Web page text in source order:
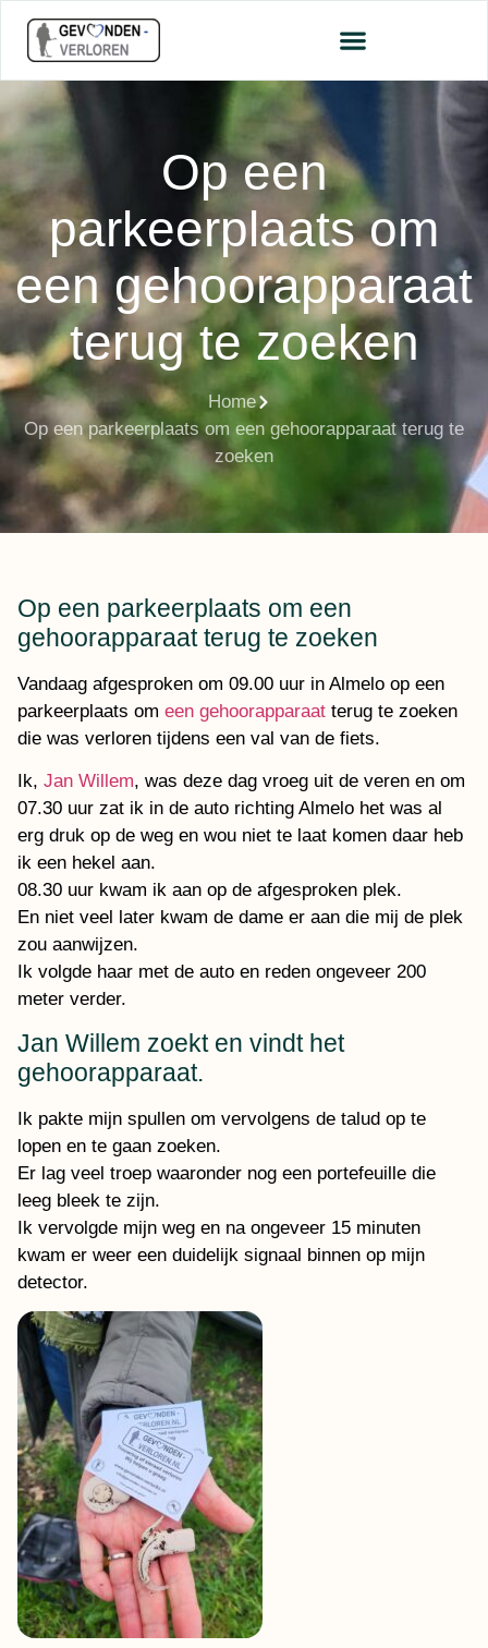
Op een
parkeerplaats om
een gehoorapparaat
terug te zoeken
Home
Op een parkeerplaats om een gehoorapparaat terug te
zoeken
Op een parkeerplaats om een
gehoorapparaat terug te zoeken
Vandaag afgesproken om 09.00 uur in Almelo op een
parkeerplaats om een gehoorapparaat terug te zoeken
die was verloren tijdens een val van de fiets.
Ik, Jan Willem, was deze dag vroeg uit de veren en om
07.30 uur zat ik in de auto richting Almelo het was al
erg druk op de weg en wou niet te laat komen daar heb
ik een hekel aan.
08.30 uur kwam ik aan op de afgesproken plek.
En niet veel later kwam de dame er aan die mij de plek
zou aanwijzen.
Ik volgde haar met de auto en reden ongeveer 200
meter verder.
Jan Willem zoekt en vindt het
gehoorapparaat.
Ik pakte mijn spullen om vervolgens de talud op te
lopen en te gaan zoeken.
Er lag veel troep waaronder nog een portefeuille die
leeg bleek te zijn.
Ik vervolgde mijn weg en na ongeveer 15 minuten
kwam er weer een duidelijk signaal binnen op mijn
detector.